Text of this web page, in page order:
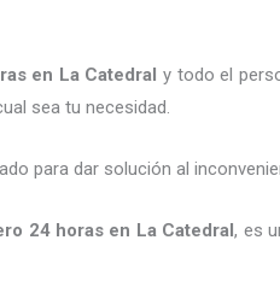
en La Catedral y todo el
sea tu necesidad.
para dar solución al
24 horas en La Catedral, es